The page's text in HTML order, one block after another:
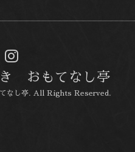
き おもてなし亭
なし亭. All Rights Reserved.